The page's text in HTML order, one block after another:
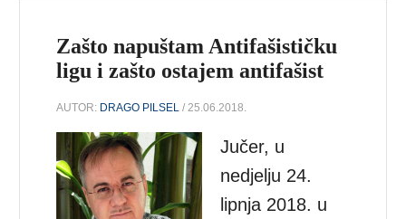
Zašto napuštam Antifašističku
ligu i zašto ostajem antifašist
AUTOR: DRAGO PILSEL / 25.06.2018.
Jučer, u
nedjelju 24.
lipnja 2018. u